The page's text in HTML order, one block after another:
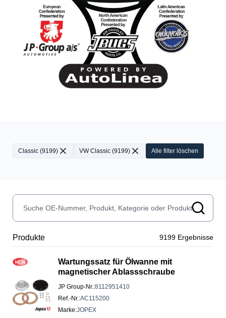
Classic (9199) VW Classic (9199) Alle filter löschen
Produkte 9199 Ergebnisse
Wartungssatz für Ölwanne mit
magnetischer Ablassschraube
JP Group-Nr.:8112951410
Ref.-Nr.:AC115200
Marke:JOPEX